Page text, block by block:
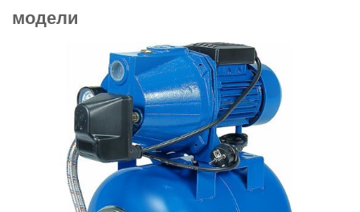
модели